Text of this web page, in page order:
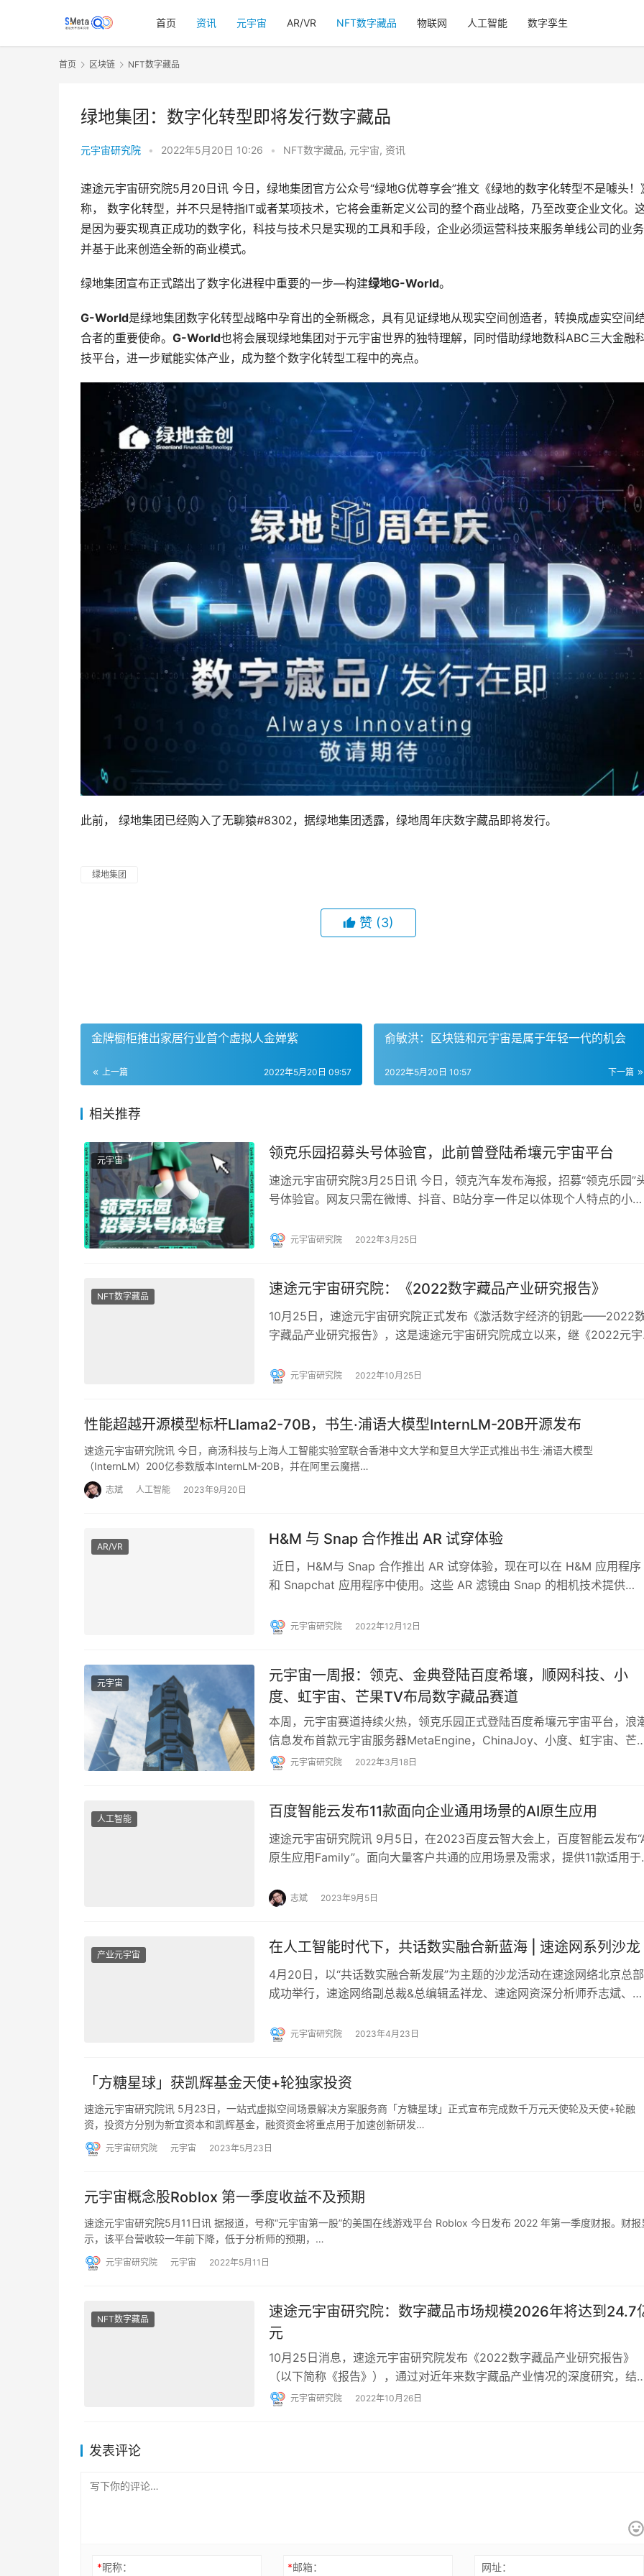
首页 资讯 元宇宙 AR/VR NFT数字藏品 物联网 人工智能 数字孪生
首页 区块链 NFT数字藏品
绿地集团：数字化转型即将发行数字藏品
元宇宙研究院 • 2022年5月20日 10:26 • NFT数字藏品, 元宇宙, 资讯
速途元宇宙研究院5月20日讯 今日，绿地集团官方公众号“绿地G优尊享会”推文《绿地的数字化转型不是噱头！
称， 数字化转型，并不只是特指IT或者某项技术，它将会重新定义公司的整个商业战略，乃至改变企业文化。
是因为要实现真正成功的数字化，科技与技术只是实现的工具和手段，企业必须运营科技来服务单线公司的业
并基于此来创造全新的商业模式。
绿地集团宣布正式踏出了数字化进程中重要的一步—构建绿地G-World。
G-World是绿地集团数字化转型战略中孕育出的全新概念，具有见证绿地从现实空间创造者，转换成虚实空间
合者的重要使命。 G-World也将会展现绿地集团对于元宇宙世界的独特理解，同时借助绿地数科ABC三大金融
技平台，进一步赋能实体产业，成为整个数字化转型工程中的亮点。
此前， 绿地集团已经购入了无聊猿#8302，据绿地集团透露，绿地周年庆数字藏品即将发行。
绿地集团
赞 (3)
金牌橱柜推出家居行业首个虚拟人金婵紫
上一篇 2022年5月20日 09:57
俞敏洪：区块链和元宇宙是属于年轻一代的机会
下一篇
2022年5月20日 10:57
相关推荐
元宇宙 领克乐园招募头号体验官，此前曾登陆希壤元宇宙平台
速途元宇宙研究院3月25日讯 今日，领克汽车发布海报，招募“领克乐园”
号体验官。网友只需在微博、抖音、B站分享一件足以体现个人特点的小
元宇宙研究院 2022年3月25日
NFT数字藏品 速途元宇宙研究院：《2022数字藏品产业研究报告》
10月25日，速途元宇宙研究院正式发布《激活数字经济的钥匙——2022
字藏品产业研究报告》，这是速途元宇宙研究院成立以来，继《2022元宇
元宇宙研究院 2022年10月25日
性能超越开源模型标杆Llama2-70B，书生·浦语大模型InternLM-20B开源发布
速途元宇宙研究院讯 今日，商汤科技与上海人工智能实验室联合香港中文大学和复旦大学正式推出书生·浦语大模型
（InternLM）200亿参数版本InternLM-20B，并在阿里云魔搭…
志斌 人工智能 2023年9月20日
AR/VR H&M 与 Snap 合作推出 AR 试穿体验
近日，H&M与 Snap 合作推出 AR 试穿体验，现在可以在 H&M 应用程序
和 Snapchat 应用程序中使用。这些 AR 滤镜由 Snap 的相机技术提供…
元宇宙研究院 2022年12月12日
元宇宙
元宇宙一周报：领克、金典登陆百度希壤，顺网科技、小
度、虹宇宙、芒果TV布局数字藏品赛道
本周，元宇宙赛道持续火热，领克乐园正式登陆百度希壤元宇宙平台，浪
信息发布首款元宇宙服务器MetaEngine，ChinaJoy、小度、虹宇宙、芒
TV布局数字藏品赛道等，我们可以…
元宇宙研究院 2022年3月18日
人工智能 百度智能云发布11款面向企业通用场景的AI原生应用
速途元宇宙研究院讯 9月5日，在2023百度云智大会上，百度智能云发布
原生应用Family”。面向大量客户共通的应用场景及需求，提供11款适用于
志斌 2023年9月5日
产业元宇宙 在人工智能时代下，共话数实融合新蓝海 | 速途网系列沙龙
4月20日，以“共话数实融合新发展”为主题的沙龙活动在速途网络北京总部
成功举行，速途网络副总裁&总编辑孟祥龙、速途网资深分析师乔志斌、凌
元宇宙研究院 2023年4月23日
「方糖星球」获凯辉基金天使+轮独家投资
速途元宇宙研究院讯 5月23日，一站式虚拟空间场景解决方案服务商「方糖星球」正式宣布完成数千万元天使轮及天使+轮融
资，投资方分别为新宜资本和凯辉基金，融资资金将重点用于加速创新研发…
元宇宙研究院 元宇宙 2023年5月23日
元宇宙概念股Roblox 第一季度收益不及预期
速途元宇宙研究院5月11日讯 据报道，号称“元宇宙第一股”的美国在线游戏平台 Roblox 今日发布 2022 年第一季度财报。财报
示，该平台营收较一年前下降，低于分析师的预期，…
元宇宙研究院 元宇宙 2022年5月11日
NFT数字藏品
速途元宇宙研究院：数字藏品市场规模2026年将达到24.7
元
10月25日消息，速途元宇宙研究院发布《2022数字藏品产业研究报告》
（以下简称《报告》），通过对近年来数字藏品产业情况的深度研究，结
数据调查以及数据分析，对行业演进趋势进行详尽…
元宇宙研究院 2022年10月26日
发表评论
*昵称： *邮箱： 网址：